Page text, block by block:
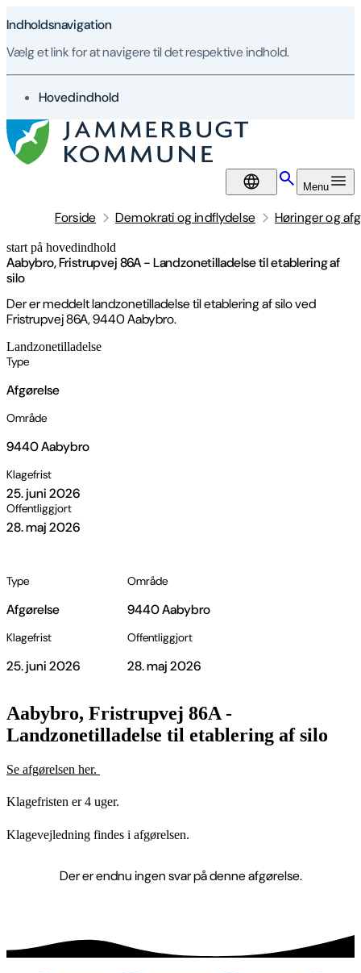
Indholdsnavigation
Vælg et link for at navigere til det respektive indhold.
gå til
Hovedindhold
DA Menu
Forside Demokrati og indflydelse Høringer og
start på hovedindhold
Aabybro, Fristrupvej 86A - Landzonetilladelse til etablering af
silo
Der er meddelt landzonetilladelse til etablering af silo ved
Fristrupvej 86A, 9440 Aabybro.
senest opdateret 28. maj 2026
Landzonetilladelse
Type
Afgørelse
Område
9440 Aabybro
Klagefrist
25. juni 2026
Offentliggjort
28. maj 2026
Type
Afgørelse
Område
9440 Aabybro
Klagefrist
25. juni 2026
Offentliggjort
28. maj 2026
Aabybro, Fristrupvej 86A -
Landzonetilladelse til etablering af silo
Se afgørelsen her.
Klagefristen er 4 uger.
Klagevejledning findes i afgørelsen.
Der er endnu ingen svar på denne afgørelse.